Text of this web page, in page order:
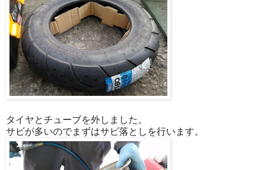
タイヤとチューブを外しました。
サビが多いのでまずはサビ落としを行います。